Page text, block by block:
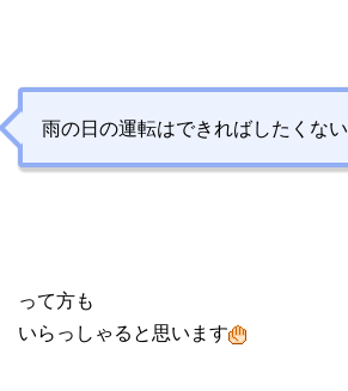
雨の日の運転はできればしたくない
って方も
いらっしゃると思います